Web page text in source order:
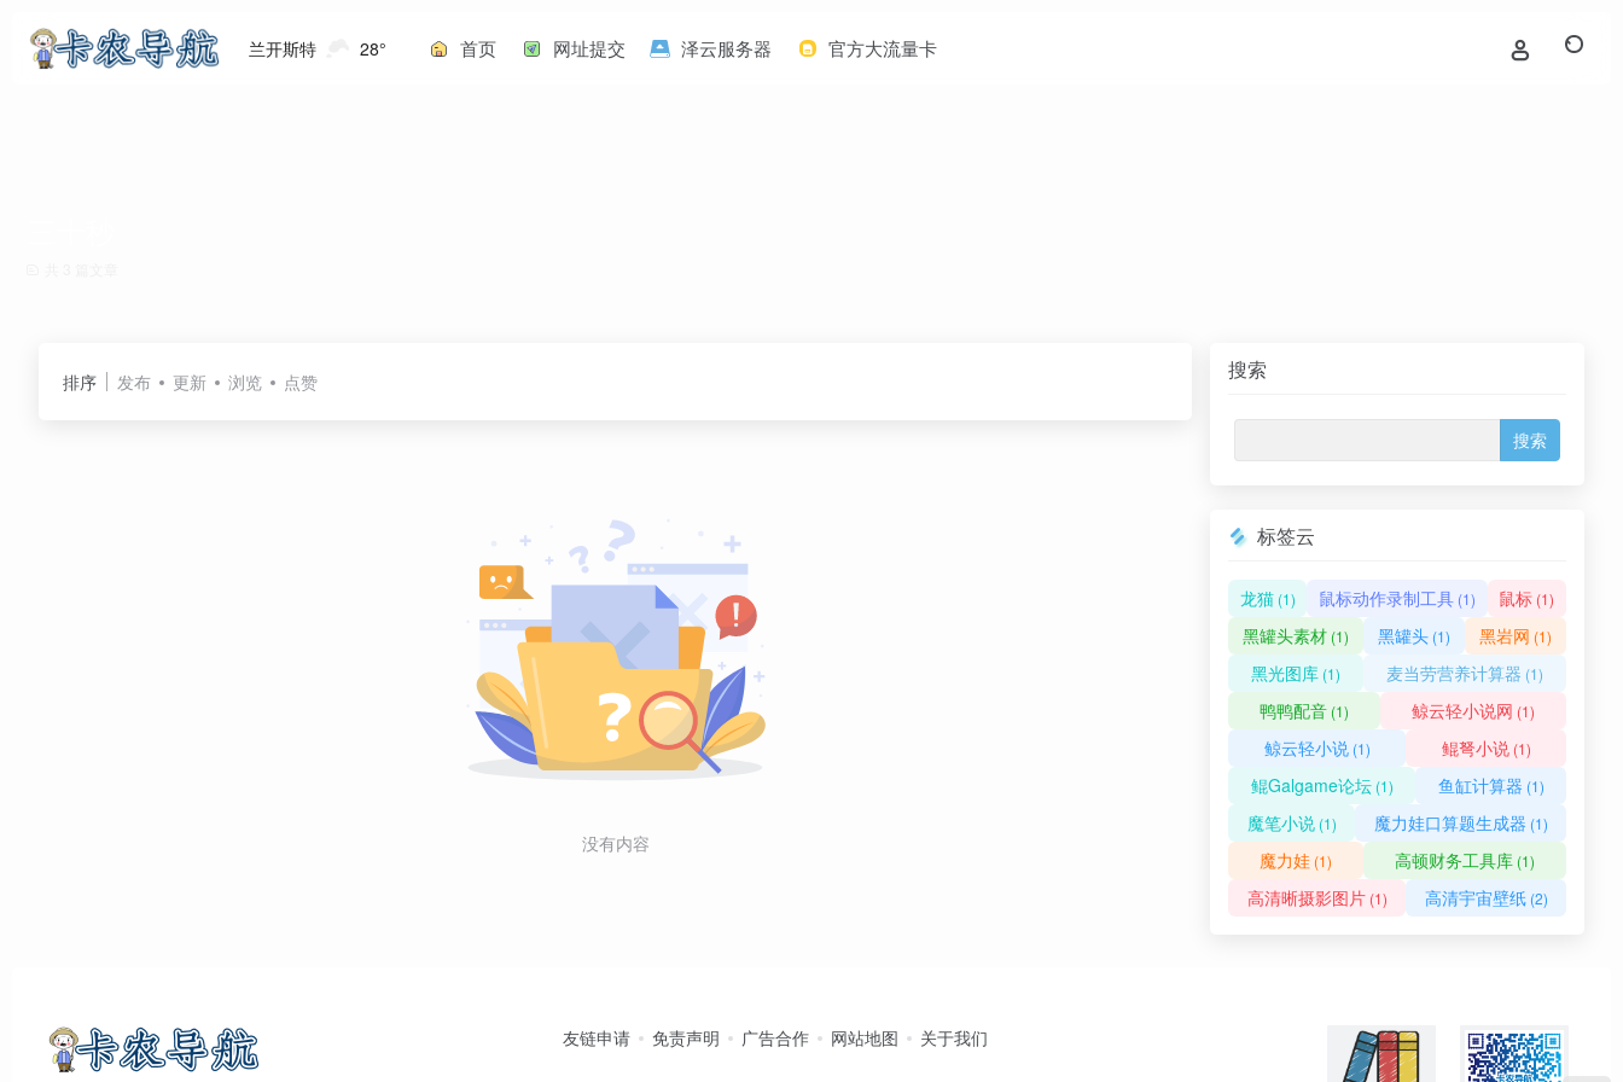
兰开斯特 28° 首页 网址提交 泽云服务器 官方大流量卡
排序 发布 更新 浏览 点赞
没有内容
搜索
标签云
龙猫(1) 鼠标动作录制工具(1) 鼠标 (1)
黑罐头素材 (1) 黑罐头 (1) 黑岩网 (1)
黑光图库 (1) 麦当劳营养计算器 (1)
鸭鸭配音 (1) 鲸云轻小说网 (1)
鲸云轻小说(1) 鲲弩小说(1)
鲲Galgame论坛(1) 鱼缸计算器 (1)
魔笔小说(1) 魔力娃口算题生成器 (1)
魔力娃 (1) 高顿财务工具库 (1)
高清晰摄影图片(1) 高清宇宙壁纸(2)
友链申请 免责声明 广告合作 网站地图 关于我们